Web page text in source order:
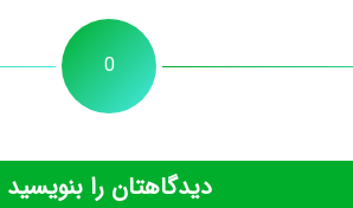
0
دیدگاهتان را بنویسید